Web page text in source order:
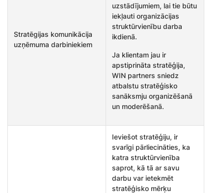
Stratēgijas komunikācija
uzņēmuma darbiniekiem
uzstādījumiem, lai tie būtu
iekļauti organizācijas
struktūrvienību darba
ikdienā.
Ja klientam jau ir
apstiprināta stratēģija,
WIN partners sniedz
atbalstu stratēģisko
sanāksmju organizēšanā
un moderēšanā.
Ieviešot stratēģiju, ir
svarīgi pārliecināties, ka
katra struktūrvienība
saprot, kā tā ar savu
darbu var ietekmēt
stratēģisko mērķu